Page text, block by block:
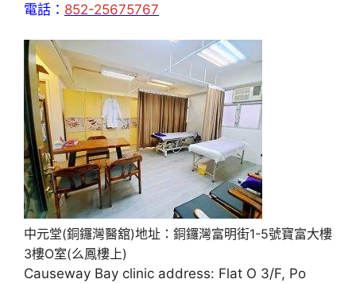
電話： 852-25675767
中元堂(銅鑼灣醫舘)地址：銅鑼灣富明街1-5號寶富大樓
3樓O室(么鳳樓上)
Causeway Bay clinic address: Flat O 3/F, Po